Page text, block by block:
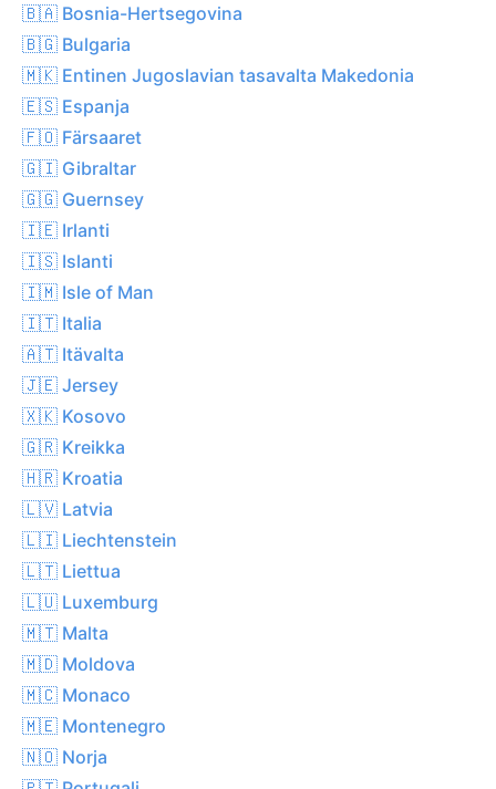
🇧🇦 Bosnia-Hertsegovina
🇧🇬 Bulgaria
🇲🇰 Entinen Jugoslavian tasavalta Makedonia
🇪🇸 Espanja
🇫🇴 Färsaaret
🇬🇮 Gibraltar
🇬🇬 Guernsey
🇮🇪 Irlanti
🇮🇸 Islanti
🇮🇲 Isle of Man
🇮🇹 Italia
🇦🇹 Itävalta
🇯🇪 Jersey
🇽🇰 Kosovo
🇬🇷 Kreikka
🇭🇷 Kroatia
🇱🇻 Latvia
🇱🇮 Liechtenstein
🇱🇹 Liettua
🇱🇺 Luxemburg
🇲🇹 Malta
🇲🇩 Moldova
🇲🇨 Monaco
🇲🇪 Montenegro
🇳🇴 Norja